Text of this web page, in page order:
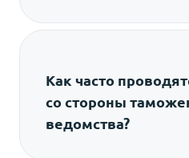
зону хранения под
требует новой
Как часто
со стороны
ведомства?